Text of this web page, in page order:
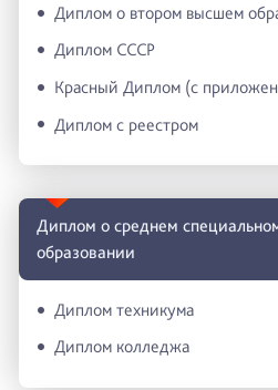
Диплом о втором высшем
Диплом СССР
Красный Диплом (с
Диплом с реестром
Диплом о среднем
образовании
Диплом техникума
Диплом колледжа